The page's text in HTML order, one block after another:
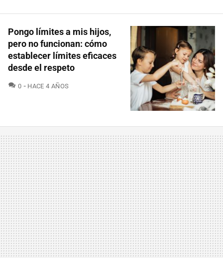
Pongo límites a mis hijos,
pero no funcionan: cómo
establecer límites eficaces
desde el respeto
0 COMENTARIOS
HACE 4 AÑOS